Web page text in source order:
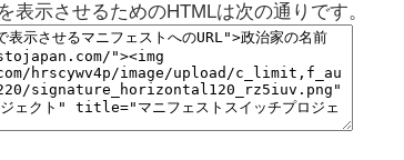
表示させるためのHTMLは次の通りです。